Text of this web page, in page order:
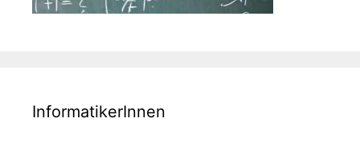
InformatikerInnen